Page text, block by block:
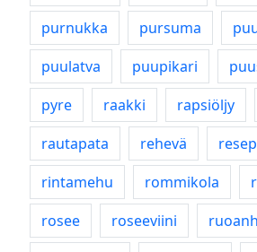
purnukka
pursuma
puulatva
puupikari
pyre
raakki rapsiöljy
rautapata
rehevä
rintamehu
rommikola
rosee
roseeviini